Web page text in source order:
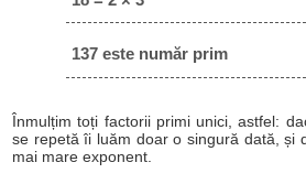
137 este număr prim
Înmulțim toți factorii primi unici, astfel:
se repetă îi luăm doar o singură dată, și
mai mare exponent.